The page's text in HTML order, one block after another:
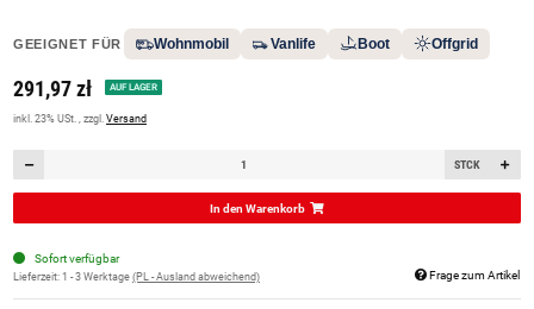
GEEIGNET FÜR Wohnmobil Vanlife Boot Offgrid
291,97 zł AUF LAGER
inkl. 23% USt. , zzgl. Versand
STCK
In den Warenkorb
Sofort verfügbar
Lieferzeit: 1 - 3 Werktage (PL - Ausland abweichend) Frage zum Artikel